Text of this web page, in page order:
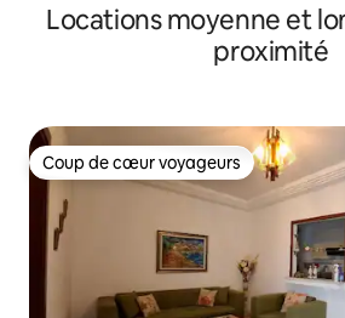
Locations moyenne et
proximité
Coup de cœur voyageurs
Coup de cœur voyageurs